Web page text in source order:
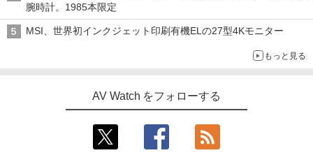
腕時計。1985本限定
MSI、世界初インクジェット印刷有機ELの27型4Kモニター
もっと見る
AV Watch をフォローする